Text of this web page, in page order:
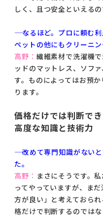
しく、且つ安全といえるの
―― なるほど。プロに頼む
ペットの他にもクリーニ
高野： 繊維素材で洗濯機
ッドのマットレス、ソフ
す。ものによってはお預
ります。
価格だけでは判断で
高度な知識と技術力
―― 改めて専門知識がない
た。
高野： まさにそうです。
ってやっていますが、ま
方が良い」と考えておら
格だけで判断するのでは